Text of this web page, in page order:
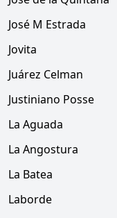
José M Estrada
Jovita
Juárez Celman
Justiniano Posse
La Aguada
La Angostura
La Batea
Laborde